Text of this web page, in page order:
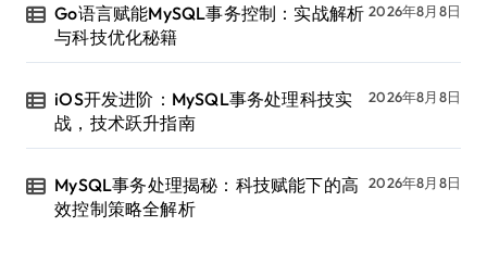
Go语言赋能MySQL事务控制：实战解析
与科技优化秘籍
2026年8月8日
iOS开发进阶：MySQL事务处理科技实
战，技术跃升指南
2026年8月8日
MySQL事务处理揭秘：科技赋能下的高
效控制策略全解析
2026年8月8日